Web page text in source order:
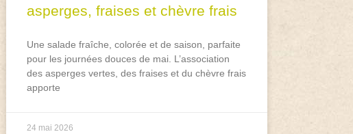
asperges, fraises et chèvre frais
Une salade fraîche, colorée et de saison, parfaite
pour les journées douces de mai. L’association
des asperges vertes, des fraises et du chèvre frais
apporte
24 mai 2026